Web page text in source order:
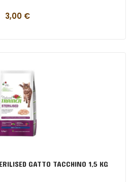
3,00 €
GATTO TACCHINO 1,5 KG